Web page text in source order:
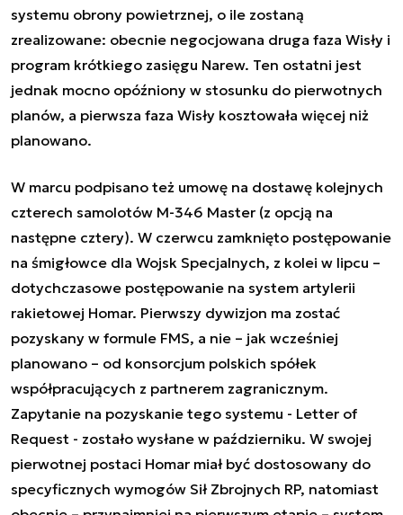
systemu obrony powietrznej, o ile zostaną
zrealizowane: obecnie negocjowana druga faza Wisły i
program krótkiego zasięgu Narew. Ten ostatni jest
jednak mocno opóźniony w stosunku do pierwotnych
planów, a pierwsza faza Wisły kosztowała więcej niż
planowano.
W marcu podpisano też umowę na dostawę kolejnych
czterech samolotów M-346 Master (z opcją na
następne cztery). W czerwcu zamknięto postępowanie
na śmigłowce dla Wojsk Specjalnych, z kolei w lipcu –
dotychczasowe postępowanie na system artylerii
rakietowej Homar. Pierwszy dywizjon ma zostać
pozyskany w formule FMS, a nie – jak wcześniej
planowano – od konsorcjum polskich spółek
współpracujących z partnerem zagranicznym.
Zapytanie na pozyskanie tego systemu - Letter of
Request - zostało wysłane w październiku. W swojej
pierwotnej postaci Homar miał być dostosowany do
specyficznych wymogów Sił Zbrojnych RP, natomiast